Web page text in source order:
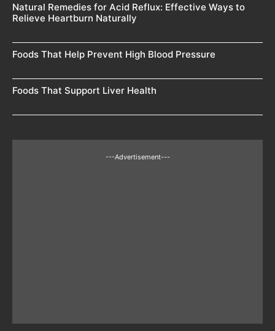
Natural Remedies for Acid Reflux: Effective Ways to
Relieve Heartburn Naturally
Foods That Help Prevent High Blood Pressure
Foods That Support Liver Health
---Advertisement---